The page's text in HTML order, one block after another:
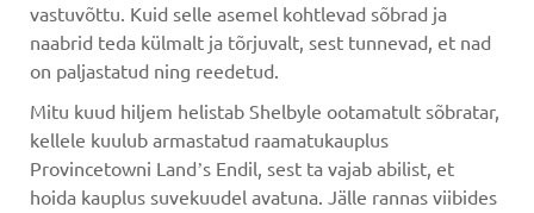
vastuvõttu. Kuid selle asemel kohtlevad sõbrad ja
naabrid teda külmalt ja tõrjuvalt, sest tunnevad, et nad
on paljastatud ning reedetud.
Mitu kuud hiljem helistab Shelbyle ootamatult sõbratar,
kellele kuulub armastatud raamatukauplus
Provincetowni Landʼs Endil, sest ta vajab abilist, et
hoida kauplus suvekuudel avatuna. Jälle rannas viibides